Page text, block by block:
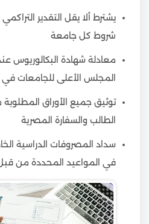
يشترط ألا يقل التقدير
شروط كل جامعة
معادلة شهادة البكالوريوس
المجلس الأعلى للجامعات
توثيق جميع الأوراق المطلوبة
الطالب والسفارة المصرية
سداد المصروفات الدراسية
في المواعيد المحددة من